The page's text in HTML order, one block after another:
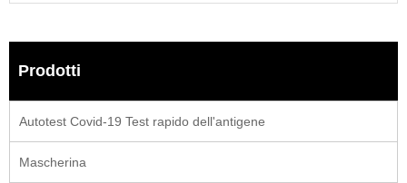
Prodotti
Autotest Covid-19 Test rapido dell'antigene
Mascherina